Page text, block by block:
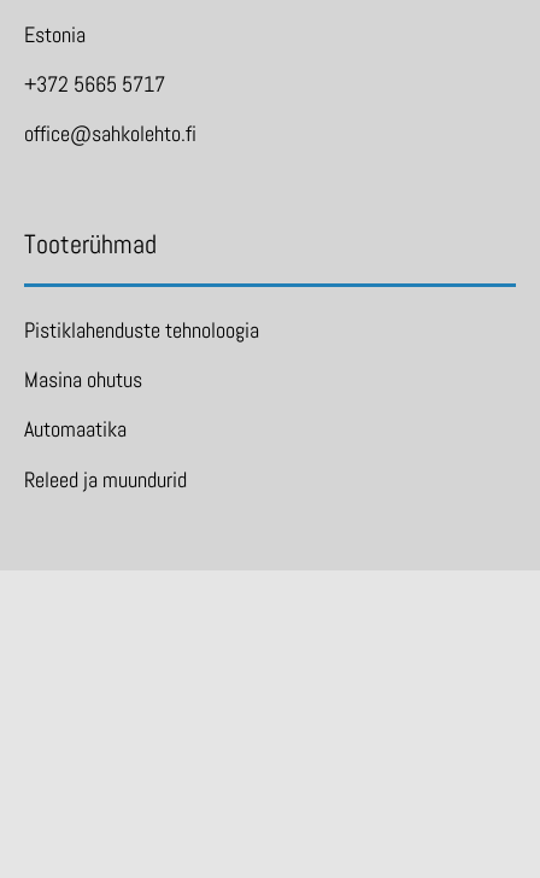
Estonia
+372 5665 5717
office@sahkolehto.fi
Tooterühmad
Pistiklahenduste tehnoloogia
Masina ohutus
Automaatika
Releed ja muundurid